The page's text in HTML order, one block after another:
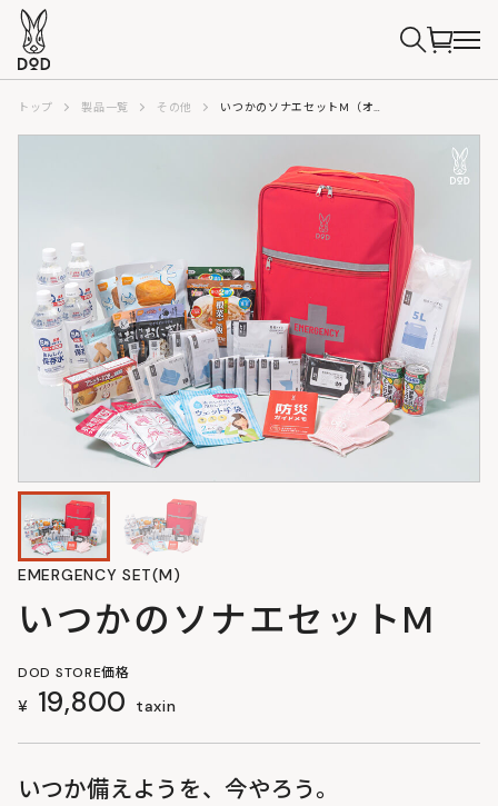
トップ 製品一覧 その他 いつかのソナエセットM（オレンジ）EM2-254-OR
EMERGENCY SET(M)
いつかのソナエセットM
DOD STORE価格
¥ 19,800 taxin
いつか備えようを、今やろう。